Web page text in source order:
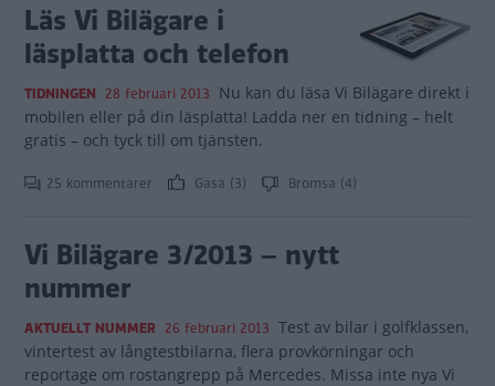
Läs Vi Bilägare i
läsplatta och telefon
TIDNINGEN 28 februari 2013 Nu kan du läsa Vi Bilägare direkt i
mobilen eller på din läsplatta! Ladda ner en tidning – helt
gratis – och tyck till om tjänsten.
25 kommentarer Gasa (3) Bromsa (4)
Vi Bilägare 3/2013 – nytt
nummer
AKTUELLT NUMMER 26 februari 2013 Test av bilar i golfklassen,
vintertest av långtestbilarna, flera provkörningar och
reportage om rostangrepp på Mercedes. Missa inte nya Vi